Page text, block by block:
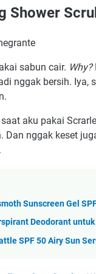
Shower
sabun cair. Why?
nggak bersih.
aku pakai
Dan nggak keset
Sunscreen Gel
Deodorant
SPF 50 Airy Sun